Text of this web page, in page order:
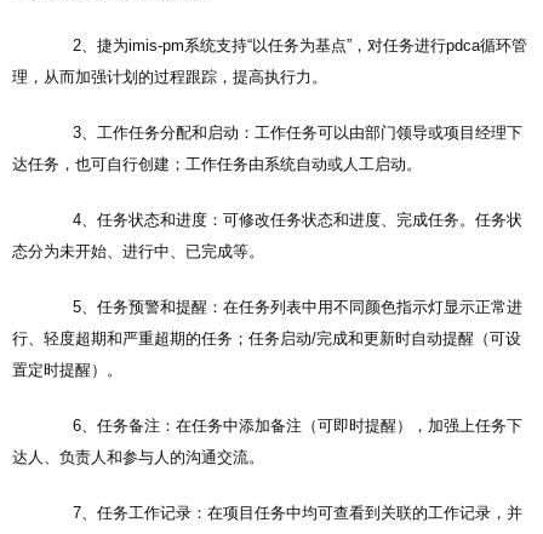
2、捷为imis-pm系统支持“以任务为基点”，对任务进行pdca循环管
理，从而加强计划的过程跟踪，提高执行力。
3、工作任务分配和启动：工作任务可以由部门领导或项目经理下
达任务，也可自行创建；工作任务由系统自动或人工启动。
4、任务状态和进度：可修改任务状态和进度、完成任务。任务状
态分为未开始、进行中、已完成等。
5、任务预警和提醒：在任务列表中用不同颜色指示灯显示正常进
行、轻度超期和严重超期的任务；任务启动/完成和更新时自动提醒（可设
置定时提醒）。
6、任务备注：在任务中添加备注（可即时提醒），加强上任务下
达人、负责人和参与人的沟通交流。
7、任务工作记录：在项目任务中均可查看到关联的工作记录，并